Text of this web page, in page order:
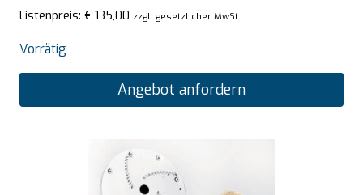
Listenpreis: € 135,00 zzgl. gesetzlicher MwSt.
Vorrätig
Angebot anfordern